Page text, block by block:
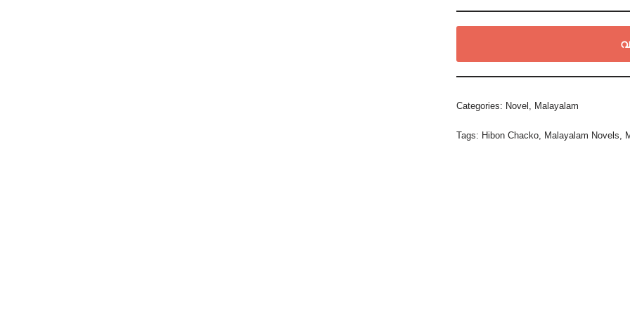
Categories: Novel , Malayalam
Tags: Hibon Chacko, Malayalam Novels,